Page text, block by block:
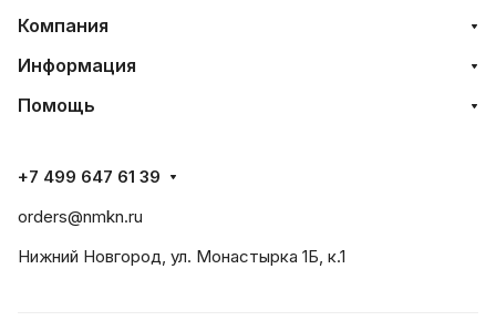
Компания
Информация
Помощь
+7 499 647 61 39
orders@nmkn.ru
Нижний Новгород, ул. Монастырка 1Б, к.1